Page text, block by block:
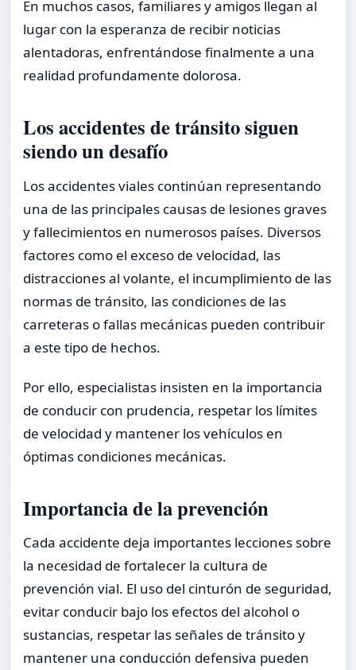
En muchos casos, familiares y amigos llegan al
lugar con la esperanza de recibir noticias
alentadoras, enfrentándose finalmente a una
realidad profundamente dolorosa.
Los accidentes de tránsito siguen
siendo un desafío
Los accidentes viales continúan representando
una de las principales causas de lesiones graves
y fallecimientos en numerosos países. Diversos
factores como el exceso de velocidad, las
distracciones al volante, el incumplimiento de las
normas de tránsito, las condiciones de las
carreteras o fallas mecánicas pueden contribuir
a este tipo de hechos.
Por ello, especialistas insisten en la importancia
de conducir con prudencia, respetar los límites
de velocidad y mantener los vehículos en
óptimas condiciones mecánicas.
Importancia de la prevención
Cada accidente deja importantes lecciones sobre
la necesidad de fortalecer la cultura de
prevención vial. El uso del cinturón de seguridad,
evitar conducir bajo los efectos del alcohol o
sustancias, respetar las señales de tránsito y
mantener una conducción defensiva pueden